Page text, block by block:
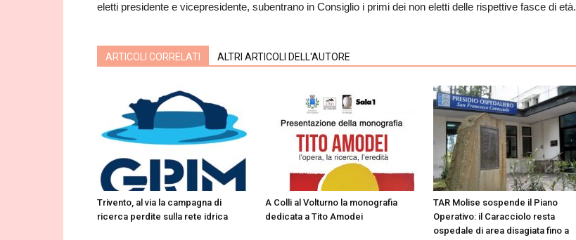
eletti presidente e vicepresidente, subentrano in Consiglio i primi dei non eletti delle rispettive fasce di età.
ARTICOLI CORRELATI ALTRI ARTICOLI DELL'AUTORE
Trivento, al via la campagna di
ricerca perdite sulla rete idrica
A Colli al Volturno la monografia
dedicata a Tito Amodei
TAR Molise sospende il Piano
Operativo: il Caracciolo resta
ospedale di area disagiata fino a